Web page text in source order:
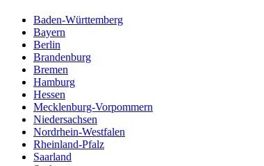
Baden-Württemberg
Bayern
Berlin
Brandenburg
Bremen
Hamburg
Hessen
Mecklenburg-Vorpommern
Niedersachsen
Nordrhein-Westfalen
Rheinland-Pfalz
Saarland